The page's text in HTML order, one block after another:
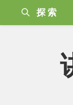
探索